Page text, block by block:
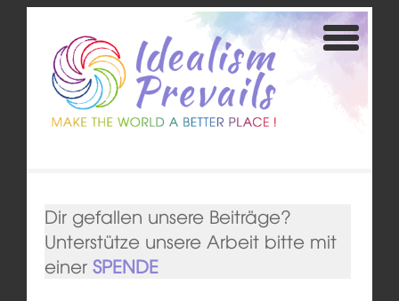
Dir gefallen unsere Beiträge?
Unterstütze unsere Arbeit bitte mit
einer SPENDE